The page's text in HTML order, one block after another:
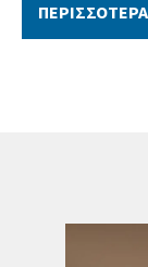
ΠΕΡΙΣΣΟΤΕΡΑ